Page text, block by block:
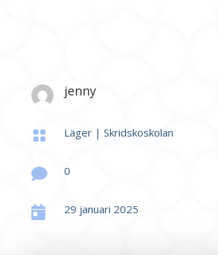
jenny
 Läger| Skridskoskolan
 0
 29 januari 2025